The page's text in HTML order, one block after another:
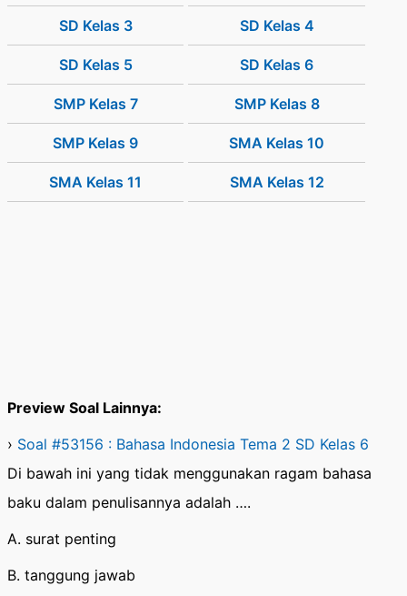
SD Kelas 3 SD Kelas 4
SD Kelas 5 SD Kelas 6
SMP Kelas 7 SMP Kelas 8
SMP Kelas 9 SMA Kelas 10
SMA Kelas 11 SMA Kelas 12
Preview Soal Lainnya:
› Soal #53156 : Bahasa Indonesia Tema 2 SD Kelas 6
Di bawah ini yang tidak menggunakan ragam bahasa
baku dalam penulisannya adalah ….
A. surat penting
B. tanggung jawab